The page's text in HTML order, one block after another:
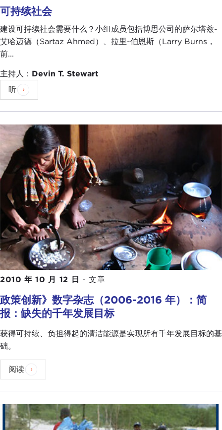
可持续社会
建设可持续社会需要什么？小组成员包括博思公司的萨尔塔兹-
艾哈迈德（Sartaz Ahmed）、拉里-伯恩斯（Larry Burns，
前...
主持人： Devin T. Stewart
听
2010 年 10 月 12 日 - 文章
政策创新》数字杂志（2006-2016 年）：简
报：缺失的千年发展目标
获得可持续、负担得起的清洁能源是实现所有千年发展目标的基
础。
阅读